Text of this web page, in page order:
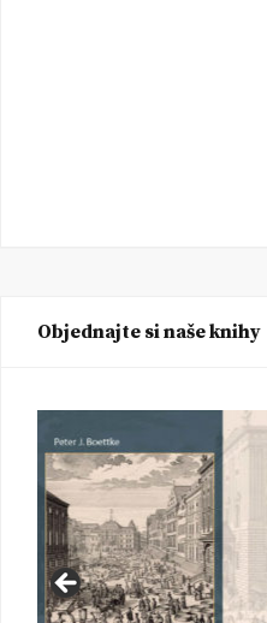
Objednajte si naše knihy